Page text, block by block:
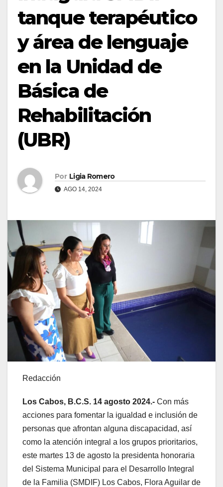
tanque terapéutico
y área de lenguaje
en la Unidad de
Básica de
Rehabilitación
(UBR)
Por Ligia Romero
AGO 14, 2024
Redacción
Los Cabos, B.C.S. 14 agosto 2024.- Con más
acciones para fomentar la igualdad e inclusión de
personas que afrontan alguna discapacidad, así
como la atención integral a los grupos prioritarios,
este martes 13 de agosto la presidenta honoraria
del Sistema Municipal para el Desarrollo Integral
de la Familia (SMDIF) Los Cabos, Flora Aguilar de